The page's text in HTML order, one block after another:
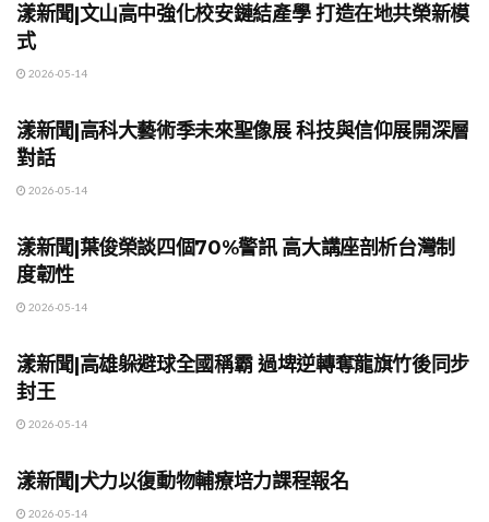
漾新聞|文山高中強化校安鏈結產學 打造在地共榮新模
式
2026-05-14
漾新聞|高科大藝術季未來聖像展 科技與信仰展開深層
對話
2026-05-14
漾新聞|葉俊榮談四個70%警訊 高大講座剖析台灣制
度韌性
2026-05-14
漾新聞|高雄躲避球全國稱霸 過埤逆轉奪龍旗竹後同步
封王
2026-05-14
漾新聞|犬力以復動物輔療培力課程報名
2026-05-14